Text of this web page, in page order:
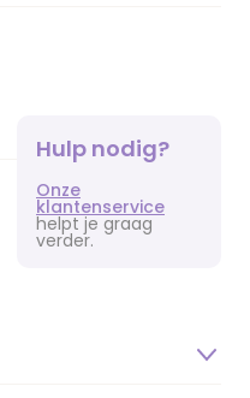
Hulp nodig?
Onze
klantenservice
helpt je graag
verder.